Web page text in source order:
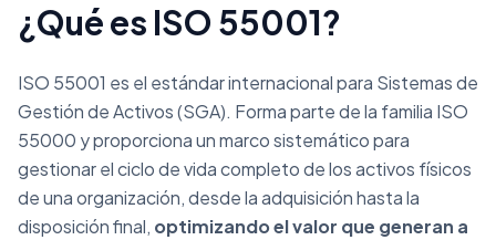
¿Qué es ISO 55001?
ISO 55001 es el estándar internacional para Sistemas de
Gestión de Activos (SGA). Forma parte de la familia ISO
55000 y proporciona un marco sistemático para
gestionar el ciclo de vida completo de los activos físicos
de una organización, desde la adquisición hasta la
disposición final, optimizando el valor que generan a